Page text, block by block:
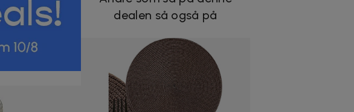
dealen så også på